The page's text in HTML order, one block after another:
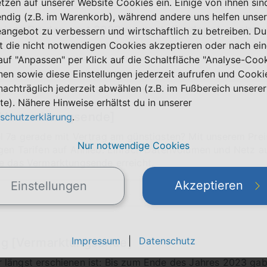
Bruder, erst 2023 gestartet) oder aber
7a gerade mit Vertrag am günstigsten? Mit unserem
Tarifen auf Anhieb: Einfach Datenvolumen und Netz
Vermarktungsende erreicht.
[Vermarktungsende]
erschienen ist: Bis zum Ende des Jahres 2023
(z.B. im Warenkorb), während andere uns helfen unser
zu verbessern und wirtschaftlich zu betreiben. Du
die nicht notwendigen Cookies akzeptieren oder nach
"Anpassen" per Klick auf die Schaltfläche "Analyse-
sowie diese Einstellungen jederzeit aufrufen und
jederzeit abwählen (z.B. im Fußbereich unserer
Nähere Hinweise erhältst du in unserer
.
Nur notwendige Cookies
Einstellungen Akzeptieren
Impressum Datenschutz